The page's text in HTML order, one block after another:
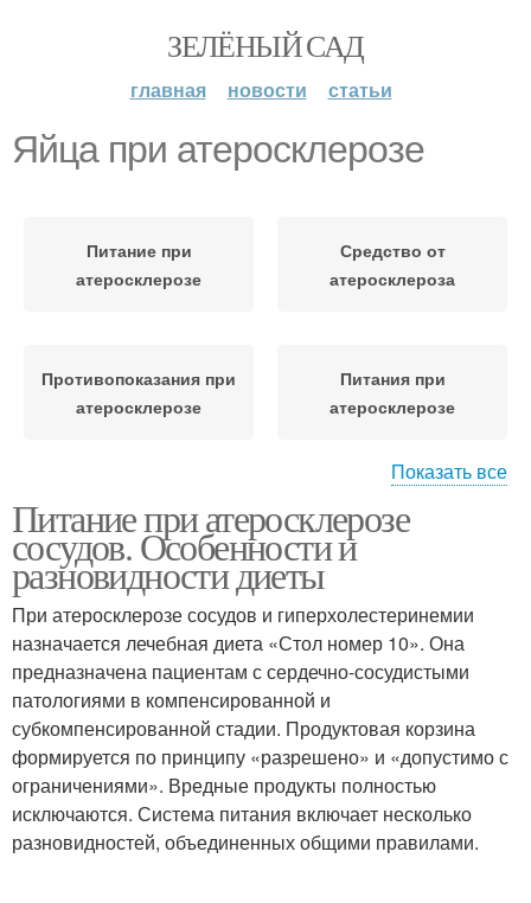
ЗЕЛЁНЫЙ САД
главная новости статьи
Яйца при атеросклерозе
Питание при
атеросклерозе
Средство от
атеросклероза
Противопоказания при
атеросклерозе
Питания при
атеросклерозе
атеросклерозе
атеросклерозе
Меню при
атеросклерозе
Показать все
Питание при атеросклерозе
сосудов. Особенности и
разновидности диеты
При атеросклерозе сосудов и гиперхолестеринемии
назначается лечебная диета «Стол номер 10». Она
предназначена пациентам с сердечно-сосудистыми
патологиями в компенсированной и
субкомпенсированной стадии. Продуктовая корзина
формируется по принципу «разрешено» и «допустимо с
ограничениями». Вредные продукты полностью
исключаются. Система питания включает несколько
разновидностей, объединенных общими правилами.